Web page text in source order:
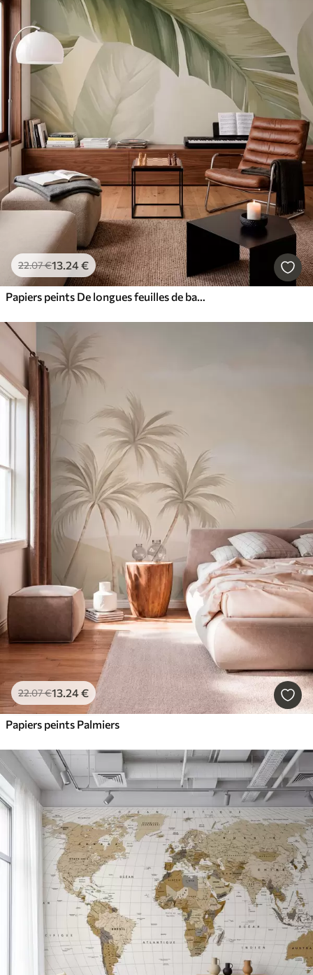
22.07€13.24€
Papiers peints De longues feuilles de bananier
22.07€13.24€
Papiers peints Palmiers